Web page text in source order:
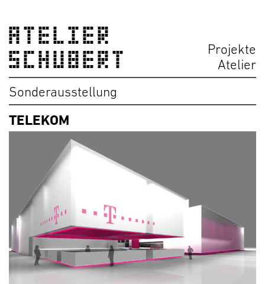
ATELIER
SCHUBERT
Projekte
Atelier
Sonderausstellung
TELEKOM